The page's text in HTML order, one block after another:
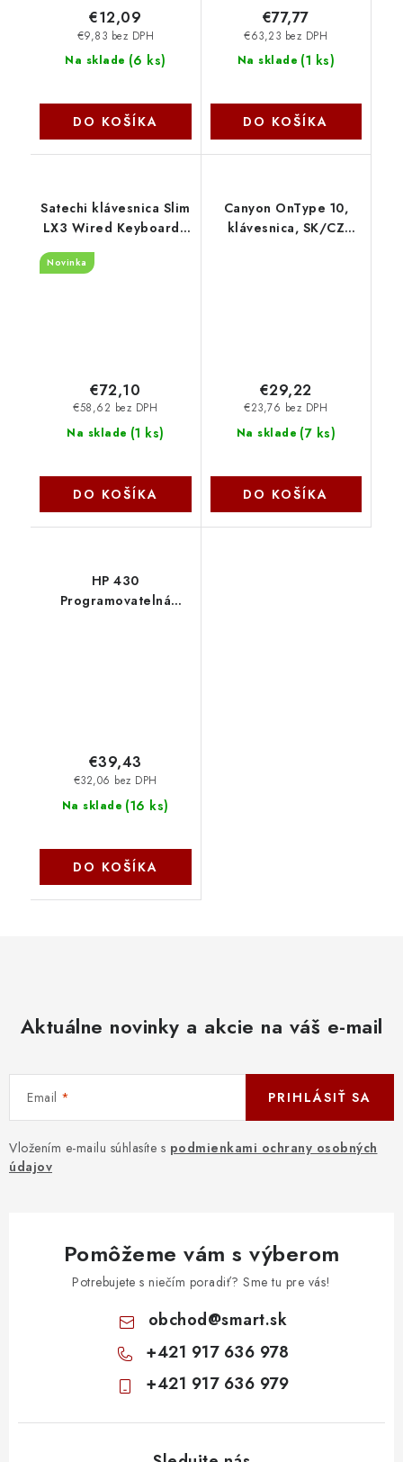
Na sklade (6 ks)
€9,83 bez DPH
€12,09
DO KOŠÍKA
Na sklade (1 ks)
€63,23 bez DPH
€77,77
DO KOŠÍKA
Satechi klávesnica Slim
LX3 Wired Keyboard -
Silver ST-KULX3S-EN
Novinka
Na sklade (1 ks)
€58,62 bez DPH
€72,10
DO KOŠÍKA
Canyon OnType 10,
klávesnica, SK/CZ
Na sklade (7 ks)
€23,76 bez DPH
€29,22
DO KOŠÍKA
HP 430
Programovatelná
Na sklade (16 ks)
€32,06 bez DPH
€39,43
DO KOŠÍKA
Aktuálne novinky a akcie na váš e-mail
Email
Vložením e-mailu súhlasíte s podmienkami ochrany osobných
údajov
PRIHLÁSIŤ SA
Pomôžeme vám s výberom
Potrebujete s niečím poradiť? Sme tu pre vás!
obchod@smart.sk
+421 917 636 978
+421 917 636 979